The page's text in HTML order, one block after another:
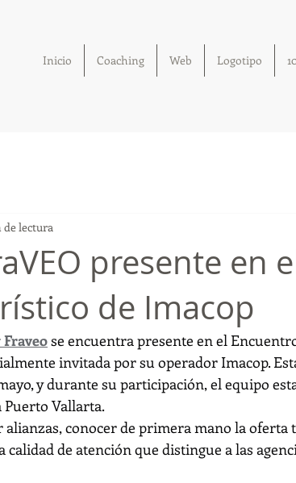
Inicio Coaching Web Logotipo
presente en
de Imacop
de lectura
se encuentra presente en el
invitada por su operador Imacop.
y durante su participación, el equipo
Puerto Vallarta.
alianzas, conocer de primera mano la oferta
de atención que distingue a las